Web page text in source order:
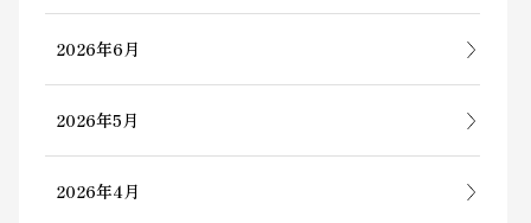
2026年6月
2026年5月
2026年4月